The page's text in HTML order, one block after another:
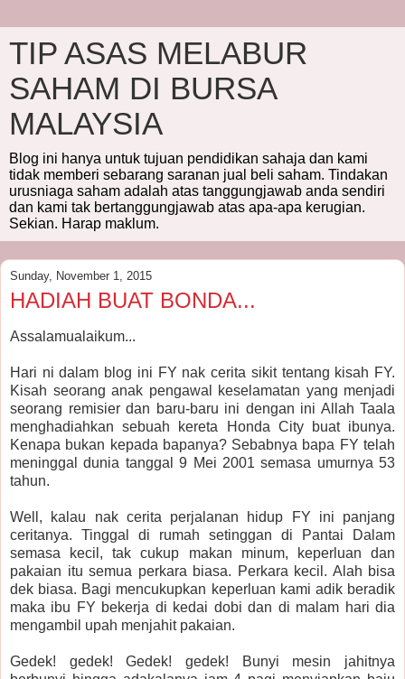
TIP ASAS MELABUR
SAHAM DI BURSA
MALAYSIA
Blog ini hanya untuk tujuan pendidikan sahaja dan kami
tidak memberi sebarang saranan jual beli saham. Tindakan
urusniaga saham adalah atas tanggungjawab anda sendiri
dan kami tak bertanggungjawab atas apa-apa kerugian.
Sekian. Harap maklum.
Sunday, November 1, 2015
HADIAH BUAT BONDA...
Assalamualaikum...
Hari ni dalam blog ini FY nak cerita sikit tentang kisah FY.
Kisah seorang anak pengawal keselamatan yang menjadi
seorang remisier dan baru-baru ini dengan ini Allah Taala
menghadiahkan sebuah kereta Honda City buat ibunya.
Kenapa bukan kepada bapanya? Sebabnya bapa FY telah
meninggal dunia tanggal 9 Mei 2001 semasa umurnya 53
tahun.
Well, kalau nak cerita perjalanan hidup FY ini panjang
ceritanya. Tinggal di rumah setinggan di Pantai Dalam
semasa kecil, tak cukup makan minum, keperluan dan
pakaian itu semua perkara biasa. Perkara kecil. Alah bisa
dek biasa. Bagi mencukupkan keperluan kami adik beradik
maka ibu FY bekerja di kedai dobi dan di malam hari dia
mengambil upah menjahit pakaian.
Gedek! gedek! Gedek! gedek! Bunyi mesin jahitnya